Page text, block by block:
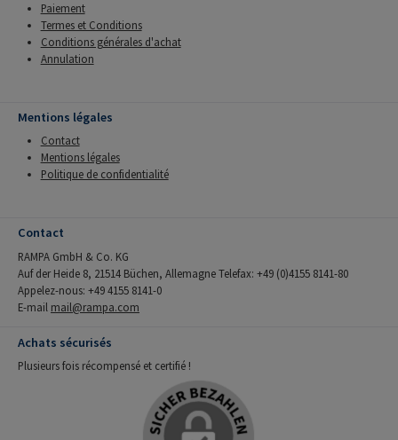
Paiement
Termes et Conditions
Conditions générales d'achat
Annulation
Mentions légales
Contact
Mentions légales
Politique de confidentialité
Contact
RAMPA GmbH & Co. KG
Auf der Heide 8, 21514 Büchen, Allemagne Telefax: +49 (0)4155 8141-80
Appelez-nous: +49 4155 8141-0
E-mail mail@rampa.com
Achats sécurisés
Plusieurs fois récompensé et certifié !